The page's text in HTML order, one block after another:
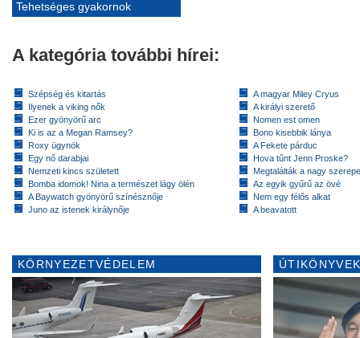
Tehetséges gyakornok
A kategória további hírei:
Szépség és kitartás
Ilyenek a viking nők
Ezer gyönyörű arc
Ki is az a Megan Ramsey?
Roxy ügynök
Egy nő darabjai
Nemzeti kincs született
Bomba idomok! Nina a természet lágy ölén
A Baywatch gyönyörű színésznője
Juno az istenek királynője
A magyar Miley Cryus
A királyi szerető
Nomen est omen
Bono kisebbik lánya
A Fekete párduc
Hova tűnt Jenn Proske?
Megtalálták a nagy
Az egyik gyűrű az övé
Nem egy félős alkat
A beavatott
KÖRNYEZETVÉDELEM